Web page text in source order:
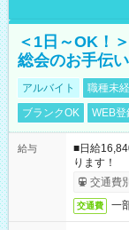
＜1日～OK！
総会のお手伝い
アルバイト 職種未
ブランクOK
WEB登
給与
■日給
ります！
交通費
交通費 一